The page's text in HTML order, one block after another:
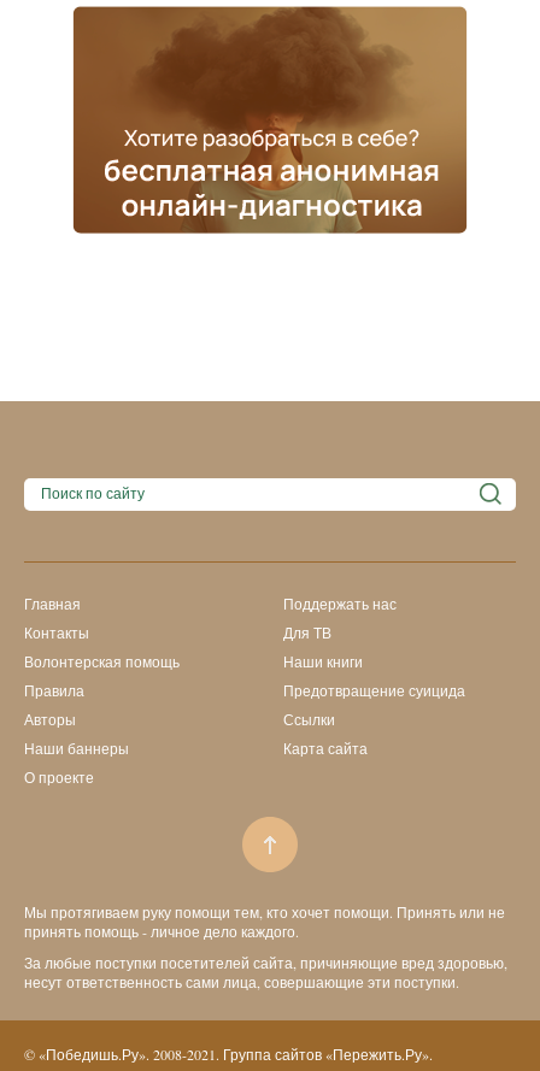
Главная
Контакты
Волонтерская помощь
Правила
Авторы
Наши баннеры
О проекте
Поддержать нас
Для ТВ
Наши книги
Предотвращение суицида
Ссылки
Карта сайта
Мы протягиваем руку помощи тем, кто хочет помощи. Принять или не
принять помощь - личное дело каждого.
За любые поступки посетителей сайта, причиняющие вред здоровью,
несут ответственность сами лица, совершающие эти поступки.
© «Победишь.Ру». 2008-2021. Группа сайтов «Пережить.Ру».